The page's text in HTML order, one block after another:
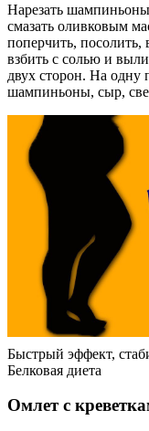
Нарезать
смазать оливковым
поперчить,
взбить с солью и
двух сторон. На одну
шампиньоны, сыр,
Быстрый эффект,
Белковая диета
Омлет с